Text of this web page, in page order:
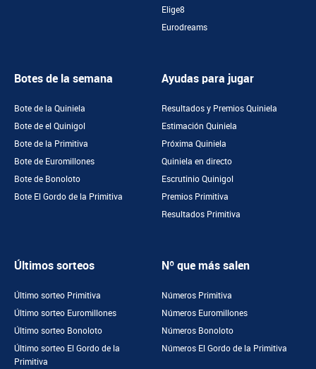
Elige8
Eurodreams
Botes de la semana
Bote de la Quiniela
Bote de el Quinigol
Bote de la Primitiva
Bote de Euromillones
Bote de Bonoloto
Bote El Gordo de la Primitiva
Ayudas para jugar
Resultados y Premios Quiniela
Estimación Quiniela
Próxima Quiniela
Quiniela en directo
Escrutinio Quinigol
Premios Primitiva
Resultados Primitiva
Últimos sorteos
Último sorteo Primitiva
Último sorteo Euromillones
Último sorteo Bonoloto
Último sorteo El Gordo de la
Primitiva
Nº que más salen
Números Primitiva
Números Euromillones
Números Bonoloto
Números El Gordo de la Primitiva